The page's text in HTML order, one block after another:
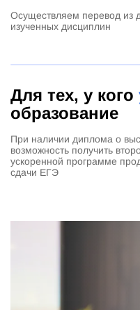
Осуществляем перевод из
изученных дисциплин
Для тех, у кого
образование
При наличии диплома о
возможность получить
ускоренной программе
сдачи ЕГЭ